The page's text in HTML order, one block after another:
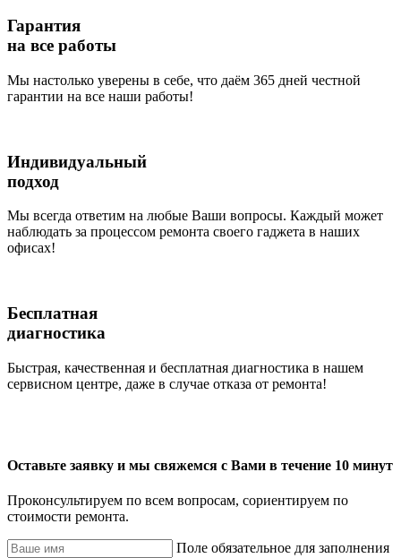
Гарантия
на все работы
Мы настолько уверены в себе, что даём 365 дней честной
гарантии на все наши работы!
Индивидуальный
подход
Мы всегда ответим на любые Ваши вопросы. Каждый может
наблюдать за процессом ремонта своего гаджета в наших
офисах!
Бесплатная
диагностика
Быстрая, качественная и бесплатная диагностика в нашем
сервисном центре, даже в случае отказа от ремонта!
Оставьте заявку и мы свяжемся с Вами в течение 10 минут
Проконсультируем по всем вопросам, сориентируем по
стоимости ремонта.
Поле обязательное для заполнения